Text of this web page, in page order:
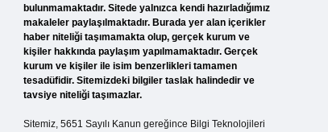
bulunmamaktadır. Sitede yalnızca kendi hazırladığımız
makaleler paylaşılmaktadır. Burada yer alan içerikler
haber niteliği taşımamakta olup, gerçek kurum ve
kişiler hakkında paylaşım yapılmamaktadır. Gerçek
kurum ve kişiler ile isim benzerlikleri tamamen
tesadüfidir. Sitemizdeki bilgiler taslak halindedir ve
tavsiye niteliği taşımazlar.
Sitemiz, 5651 Sayılı Kanun gereğince Bilgi Teknolojileri